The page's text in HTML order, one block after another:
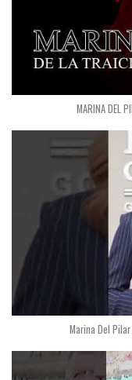
MARINA DEL
Marina Del